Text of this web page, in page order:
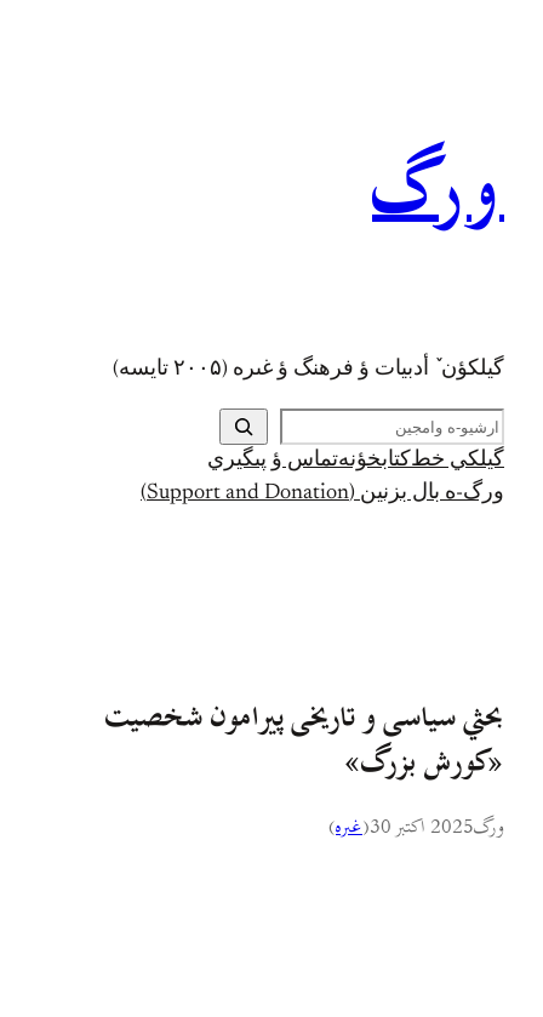
ورگ
گيلکؤن ٚ أدبیات ؤ فرهنگ ؤ غىره (۲۰۰۵ تايسه)
ج
س
ت
ج
گيلکي خط کتابخؤنهتماس ؤ پىگيري
ورگ-ه بال بزنين (Support and Donation)
بحثي سیاسی و تاریخی پیرامون شخصیت
«کورش بزرگ»
ورگ2025 اکتبر 30 (غىره)